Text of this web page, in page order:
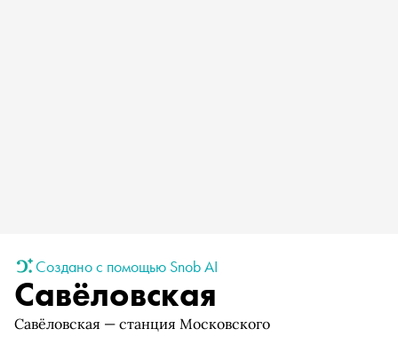
Создано с помощью Snob AI
Савёловская
Савёловская — станция Московского